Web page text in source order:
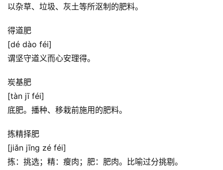
页
好
好
句
典
歌
词
以杂草、垃圾、灰土等所沤制的肥料。
得道肥
[dé dào féi]
谓坚守道义而心安理得。
炭基肥
[tàn jī féi]
底肥。播种、移栽前施用的肥料。
拣精择肥
[jiǎn jīng zé féi]
拣：挑选；精：瘦肉；肥：肥肉。比喻过分挑剔。